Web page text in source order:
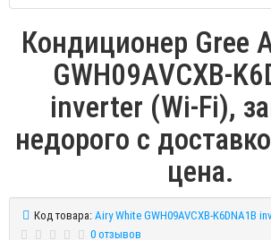
Кондиционер Gree
GWH09AVCXB-
inverter (Wi-Fi),
недорого с
цена.
Код товара: Airy White GWH09AVCXB-K6DNA1B
0 отзывов